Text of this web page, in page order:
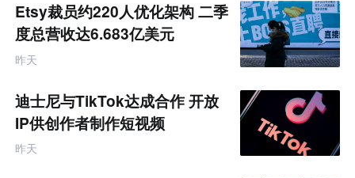
Etsy裁员约220人优化架构 二季
度总营收达6.683亿美元
昨天
迪士尼与TikTok达成合作 开放
IP供创作者制作短视频
昨天